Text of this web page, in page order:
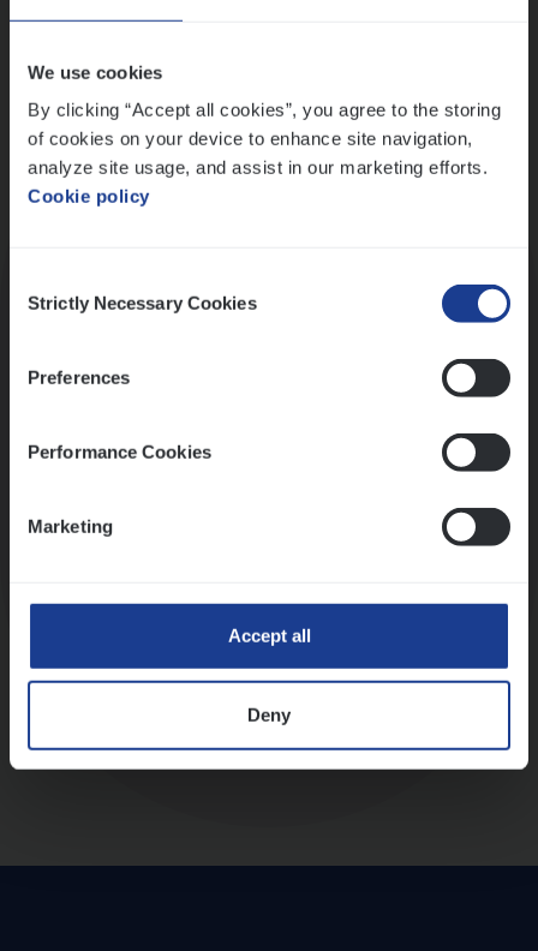
We use cookies
By clicking “Accept all cookies”, you agree to the storing
of cookies on your device to enhance site navigation,
analyze site usage, and assist in our marketing efforts.
Cookie policy
Selection
Strictly Necessary Cookies
Preferences
Performance Cookies
Marketing
Accept all
Deny